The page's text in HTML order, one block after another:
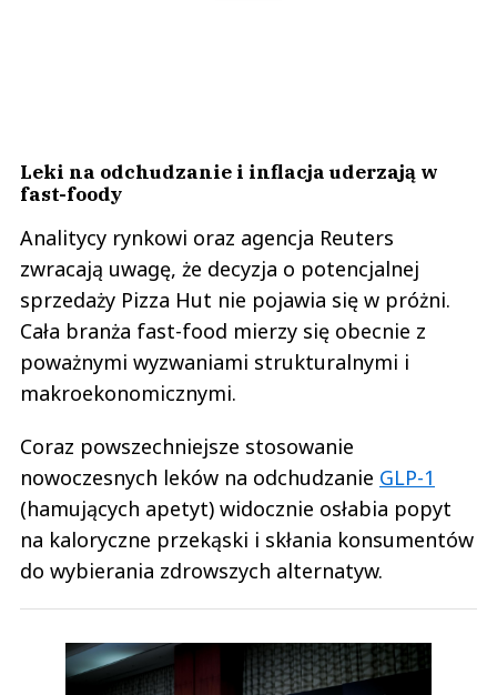
Leki na odchudzanie i inflacja uderzają w
fast-foody
Analitycy rynkowi oraz agencja Reuters
zwracają uwagę, że decyzja o potencjalnej
sprzedaży Pizza Hut nie pojawia się w próżni.
Cała branża fast-food mierzy się obecnie z
poważnymi wyzwaniami strukturalnymi i
makroekonomicznymi.
Coraz powszechniejsze stosowanie
nowoczesnych leków na odchudzanie GLP-1
(hamujących apetyt) widocznie osłabia popyt
na kaloryczne przekąski i skłania konsumentów
do wybierania zdrowszych alternatyw.